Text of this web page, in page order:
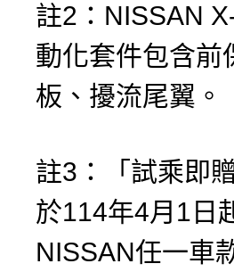
註2：NISSAN
動化套件包含前
板、擾流尾翼。
註3：「試乘即
於114年4月1日
NISSAN任一車